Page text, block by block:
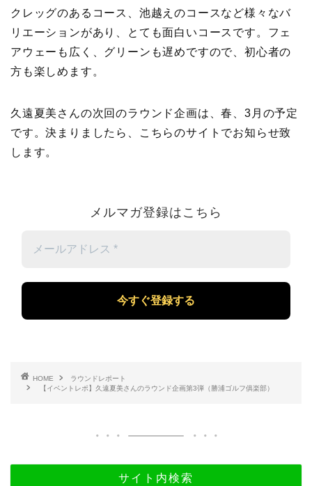
クレッグのあるコース、池越えのコースなど様々なバ
リエーションがあり、とても面白いコースです。フェ
アウェーも広く、グリーンも遅めですので、初心者の
方も楽しめます。
久遠夏美さんの次回のラウンド企画は、春、3月の予定
です。決まりましたら、こちらのサイトでお知らせ致
します。
メルマガ登録はこちら
ー
ア
レ
HOME
ラウンドレポート
【イベントレポ】久遠夏美さんのラウンド企画第3弾（勝浦ゴルフ俱楽部）
サイト内検索